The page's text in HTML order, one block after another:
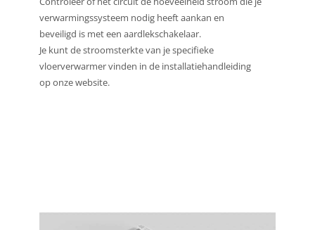
verwarmingssysteem nodig heeft aankan en
beveiligd is met een aardlekschakelaar.
Je kunt de stroomsterkte van je specifieke
vloerverwarmer vinden in de installatiehandleiding
op onze website.